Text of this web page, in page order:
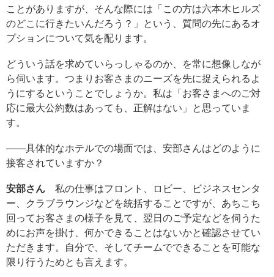
ことがありますが、そんな際には「この方は六本木ヒルズ
のどこに行きたいんだろう？」という、質問の先にあるオ
プションについて気を配ります。
どういう話を求めていらっしゃるのか、を常に想像しなが
ら伺います。つまりお客さまのニーズを先に捉えられるよ
うにするということでしょうか。私は「お客さまへのご対
応に最大公約数はあっても、正解はない」と思っていま
す。
――具体的なホテルでの場面では、安部さんはどのように
接客されていますか？
安部さん 私の仕事はフロント、ロビー、ビジネスセンタ
ー、クラブラウンジなどを統括することですが、あちこち
回ってお客さまの様子を見て、翌日のご予定などを伺うた
めにお声を掛け、何かできることはないかと確認させてい
ただきます。自分で、そしてチームでできることを可能な
限り行うためとも言えます。